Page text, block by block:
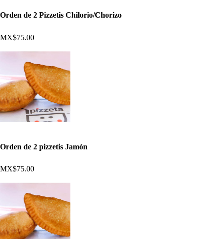
Orden de 2 Pizzetis Chilorio/Chorizo
MX$75.00
Orden de 2 pizzetis Jamón
MX$75.00